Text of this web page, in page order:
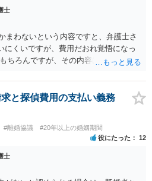
思います（合意できなれば納得した金
奥様の不満は残るからです）。 特別
、一般には、収入から婚姻費用は定め
ると見ます。奥様の利益のために支払
費用から引くことも相当だと思いま
士
まわないという内容ですと、弁護士さ
にくいですが、費用だおれ覚悟になっ
ちろんですが、その内容は、法律的に
容証明又は弁護士に委任することを検
料請求に限定した方がよいでしょう。
するのであれば慰謝料は要らない」と
上、あなたに建物からの退去を求める
になってしまいます。
と探偵費用の支払い義務
#離婚協議 #20年以上の婚姻期間
役にたった 12
士